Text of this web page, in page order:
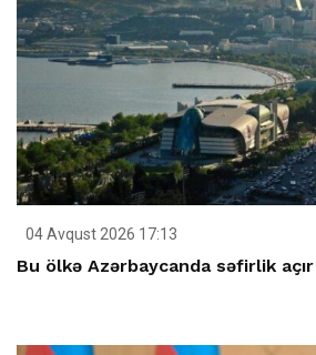
04 Avqust 2026 17:13
Bu ölkə Azərbaycanda səfirlik açır